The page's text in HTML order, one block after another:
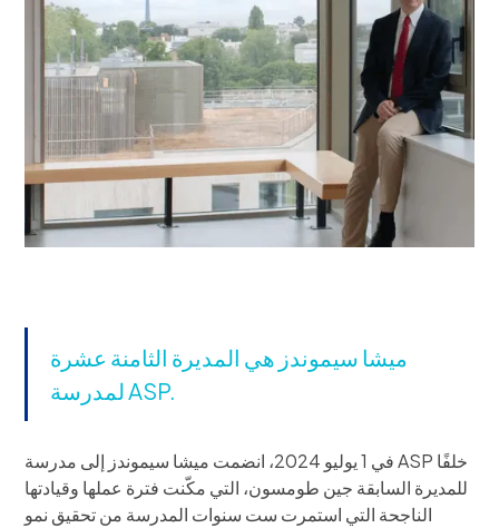
ميشا سيموندز هي المديرة الثامنة عشرة
لمدرسة ASP.
في 1 يوليو 2024، انضمت ميشا سيموندز إلى مدرسة ASP خلفًا
للمديرة السابقة جين طومسون، التي مكّنت فترة عملها وقيادتها
الناجحة التي استمرت ست سنوات المدرسة من تحقيق نمو